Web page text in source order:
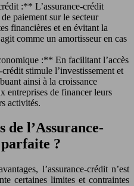
:** L’assurance-crédit
paiement sur le secteur
financières et en évitant la
comme un amortisseur en cas
:** En facilitant l’accès
stimule l’investissement et
ainsi à la croissance
entreprises de financer leurs
activités.
l’Assurance-
?
l’assurance-crédit n’est
certaines limites et contraintes